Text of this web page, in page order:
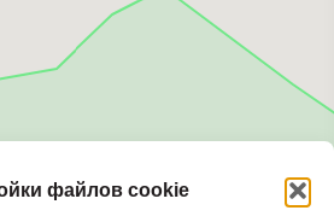
файлов cookie